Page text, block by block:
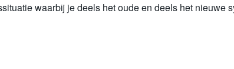
waarbij je deels het oude en deels het nieuwe